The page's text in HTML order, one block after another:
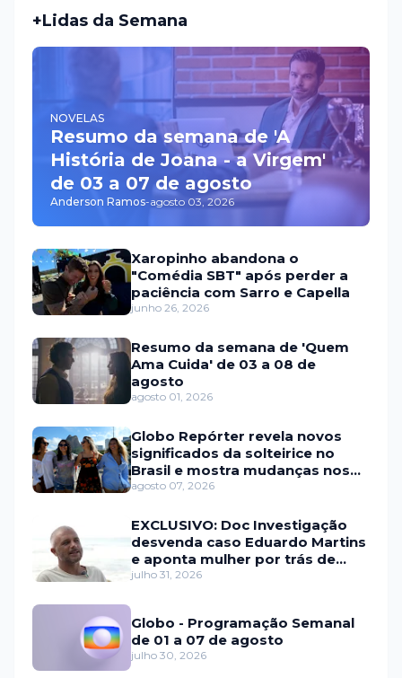
+Lidas da Semana
NOVELAS
Resumo da semana de 'A
História de Joana - a Virgem'
de 03 a 07 de agosto
Anderson Ramos-agosto 03, 2026
Xaropinho abandona o
"Comédia SBT" após perder a
paciência com Sarro e Capella
junho 26, 2026
Resumo da semana de 'Quem
Ama Cuida' de 03 a 08 de
agosto
agosto 01, 2026
Globo Repórter revela novos
significados da solteirice no
Brasil e mostra mudanças nos
relacionamentos
agosto 07, 2026
EXCLUSIVO: Doc Investigação
desvenda caso Eduardo Martins
e aponta mulher por trás de
fraude internacional
julho 31, 2026
Globo - Programação Semanal
de 01 a 07 de agosto
julho 30, 2026